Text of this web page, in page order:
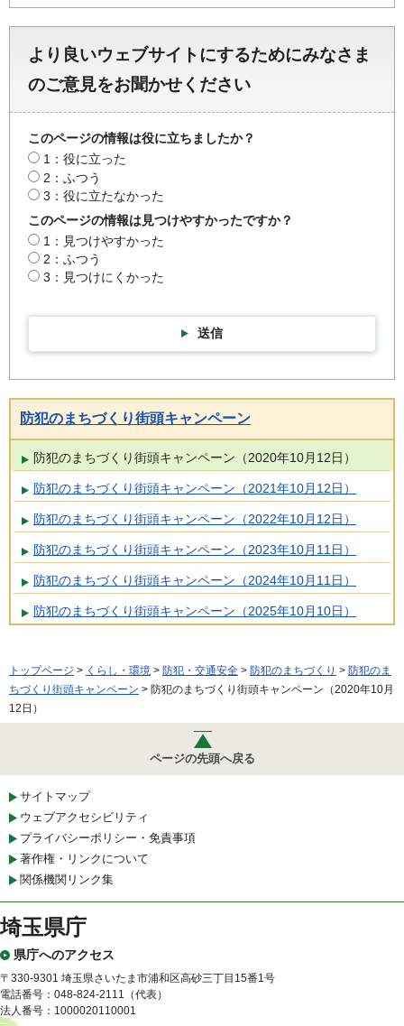
より良いウェブサイトにするためにみなさま
のご意見をお聞かせください
このページの情報は役に立ちましたか？
1：役に立った
2：ふつう
3：役に立たなかった
このページの情報は見つけやすかったですか？
1：見つけやすかった
2：ふつう
3：見つけにくかった
送信
防犯のまちづくり街頭キャンペーン
防犯のまちづくり街頭キャンペーン（2020年10月12日）
防犯のまちづくり街頭キャンペーン（2021年10月12日）
防犯のまちづくり街頭キャンペーン（2022年10月12日）
防犯のまちづくり街頭キャンペーン（2023年10月11日）
防犯のまちづくり街頭キャンペーン（2024年10月11日）
防犯のまちづくり街頭キャンペーン（2025年10月10日）
トップページ > くらし・環境 > 防犯・交通安全 > 防犯のまちづくり > 防犯のま
ちづくり街頭キャンペーン > 防犯のまちづくり街頭キャンペーン（2020年10月
12日）
ページの先頭へ戻る
サイトマップ
ウェブアクセシビリティ
プライバシーポリシー・免責事項
著作権・リンクについて
関係機関リンク集
埼玉県庁
県庁へのアクセス
〒330-9301 埼玉県さいたま市浦和区高砂三丁目15番1号
電話番号：048-824-2111（代表）
法人番号：1000020110001